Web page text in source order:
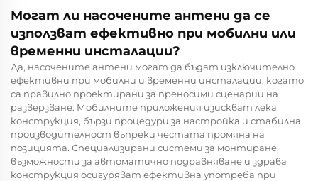
Могат ли насочените антени да се
използват ефективно при мобилни или
временни инсталации?
Да, насочените антени могат да бъдат изключително
ефективни при мобилни и временни инсталации, когато
са правилно проектирани за преносими сценарии на
разверзване. Мобилните приложения изискват лека
конструкция, бързи процедури за настройка и стабилна
производителност въпреки честата промяна на
позицията. Специализирани системи за монтиране,
възможности за автоматично подравняване и здрава
конструкция осигуряват ефективна употреба при